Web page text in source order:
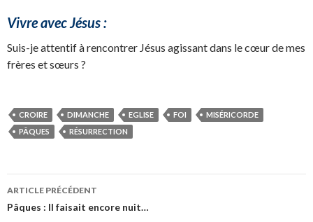
Vivre avec Jésus :
Suis-je attentif à rencontrer Jésus agissant dans le cœur de mes
frères et sœurs ?
CROIRE DIMANCHE EGLISE FOI
MISÉRICORDE
PÂQUES
RÉSURRECTION
Navigation
des
ARTICLE PRÉCÉDENT
Pâques : Il faisait encore nuit…